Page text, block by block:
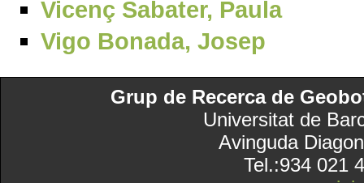
Vicenç Sabater, Paula
Vigo Bonada, Josep
Grup de Recerca de
Universitat de
Avinguda
Tel.:934 021